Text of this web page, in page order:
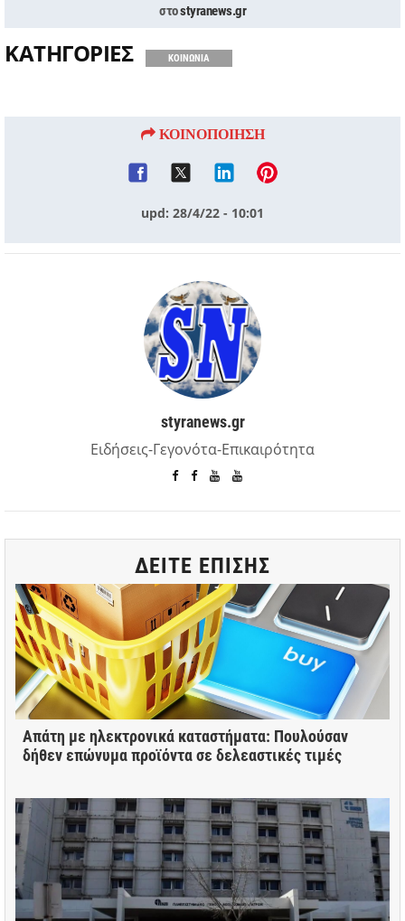
στοstyranews.gr
ΚΑΤΗΓΟΡΙΕΣ ΚΟΙΝΩΝΙΑ
ΚΟΙΝΟΠΟΙΗΣΗ
upd: 28/4/22 - 10:01
styranews.gr
Ειδήσεις-Γεγονότα-Επικαιρότητα
ΔΕΙΤΕ ΕΠΙΣΗΣ
Απάτη με ηλεκτρονικά καταστήματα: Πουλούσαν
δήθεν επώνυμα προϊόντα σε δελεαστικές τιμές